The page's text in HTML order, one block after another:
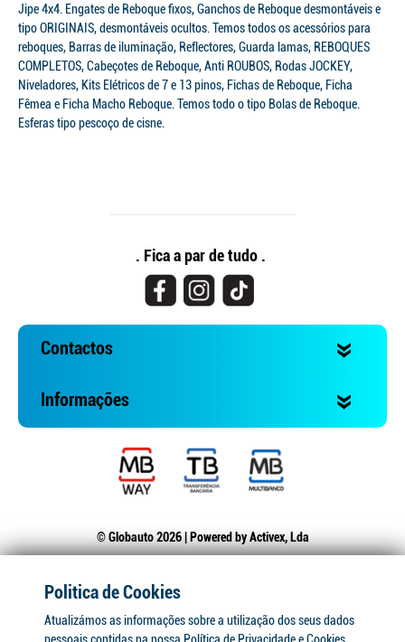
Jipe 4x4. Engates de Reboque fixos, Ganchos de Reboque desmontáveis e
tipo ORIGINAIS, desmontáveis ocultos. Temos todos os acessórios para
reboques, Barras de iluminação, Reflectores, Guarda lamas, REBOQUES
COMPLETOS, Cabeçotes de Reboque, Anti ROUBOS, Rodas JOCKEY,
Niveladores, Kits Elétricos de 7 e 13 pinos, Fichas de Reboque, Ficha
Fêmea e Ficha Macho Reboque. Temos todo o tipo Bolas de Reboque.
Esferas tipo pescoço de cisne.
. Fica a par de tudo .
Contactos
Informações
© Globauto 2026 | Powered byActivex, Lda
Politica de Cookies
Atualizámos as informações sobre a utilização dos seus dados
pessoais contidas na nossa Política de Privacidade e Cookies.